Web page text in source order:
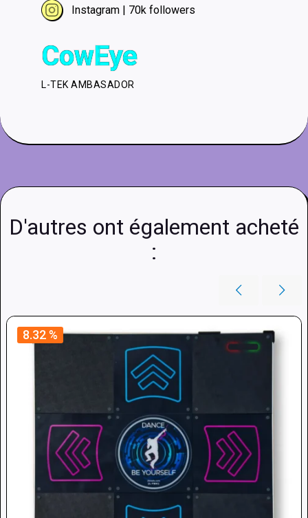
Instagram | 70k followers
CowEye
L-TEK AMBASADOR
D'autres ont également acheté
:
8.32 %